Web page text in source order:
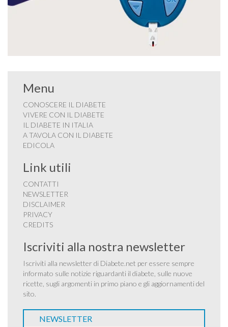
Menu
CONOSCERE IL DIABETE
VIVERE CON IL DIABETE
IL DIABETE IN ITALIA
A TAVOLA CON IL DIABETE
EDICOLA
Link utili
CONTATTI
NEWSLETTER
DISCLAIMER
PRIVACY
CREDITS
Iscriviti alla nostra newsletter
Iscriviti alla newsletter di Diabete.net per essere sempre
informato sulle notizie riguardanti il diabete, sulle nuove
ricette, sugli argomenti in primo piano e gli aggiornamenti del
sito.
NEWSLETTER